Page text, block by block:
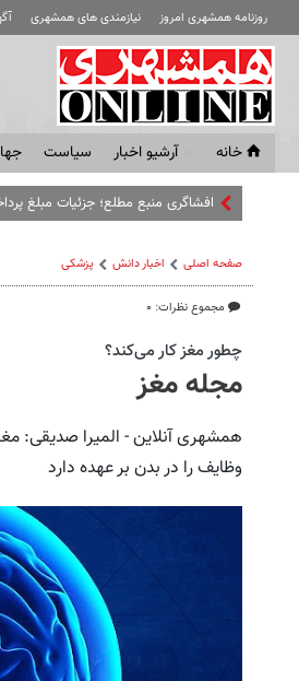
روزنامه همشهری امروز نیازمندی های همشهری
خانه آرشیو اخبار سياست
افشاگری منبع مطلع؛ جزئیات مبلغ
صفحه اصلی اخبار دانش پزشکی
مجموع نظرات: ۰
چطور مغز کار می‌کند؟
مجله مغز
همشهری آنلاین - المیرا صدیقی:
وظایف را در بدن بر عهده دارد